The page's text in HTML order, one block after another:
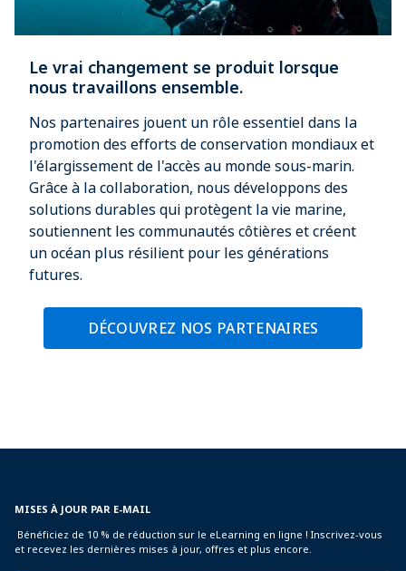
Le vrai changement se produit lorsque
nous travaillons ensemble.
Nos partenaires jouent un rôle essentiel dans la
promotion des efforts de conservation mondiaux et
l'élargissement de l'accès au monde sous-marin.
Grâce à la collaboration, nous développons des
solutions durables qui protègent la vie marine,
soutiennent les communautés côtières et créent
un océan plus résilient pour les générations
futures.
DÉCOUVREZ NOS PARTENAIRES
MISES À JOUR PAR E-MAIL
Bénéficiez de 10 % de réduction sur le eLearning en ligne ! Inscrivez-vous
et recevez les dernières mises à jour, offres et plus encore.